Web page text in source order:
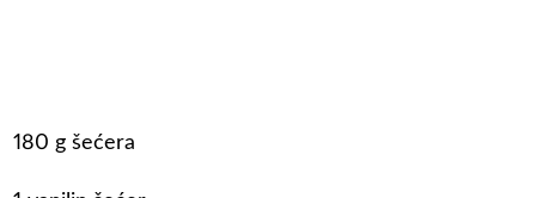
180 g šećera